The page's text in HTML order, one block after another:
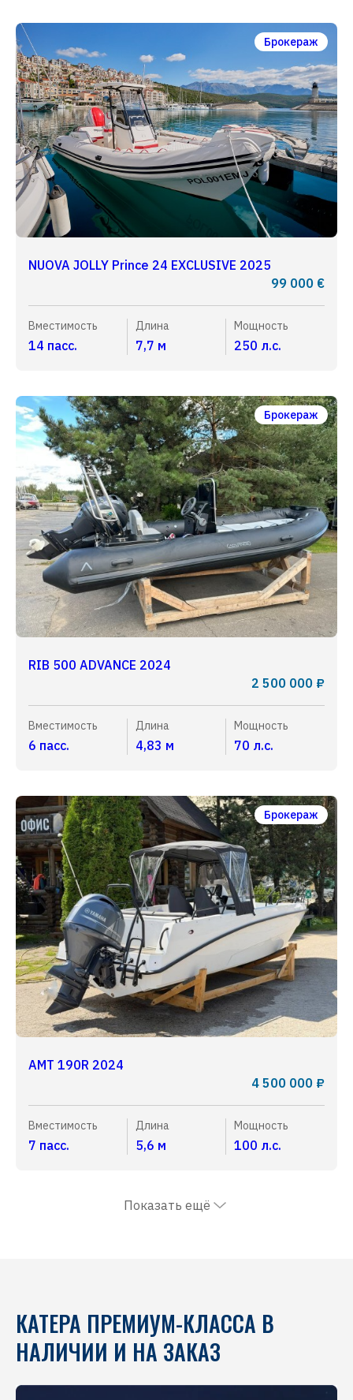
Брокераж
NUOVA JOLLY Prince 24 EXCLUSIVE 2025
99 000 €
Вместимость
14 пасс.
Длина
7,7 м
Мощность
250 л.с.
Брокераж
RIB 500 ADVANCE 2024
2 500 000 ₽
Вместимость
6 пасс.
Длина
4,83 м
Мощность
70 л.с.
Брокераж
AMT 190R 2024
4 500 000 ₽
Вместимость
7 пасс.
Длина
5,6 м
Мощность
100 л.с.
Показать ещё
КАТЕРА ПРЕМИУМ-КЛАССА В
НАЛИЧИИ И НА ЗАКАЗ